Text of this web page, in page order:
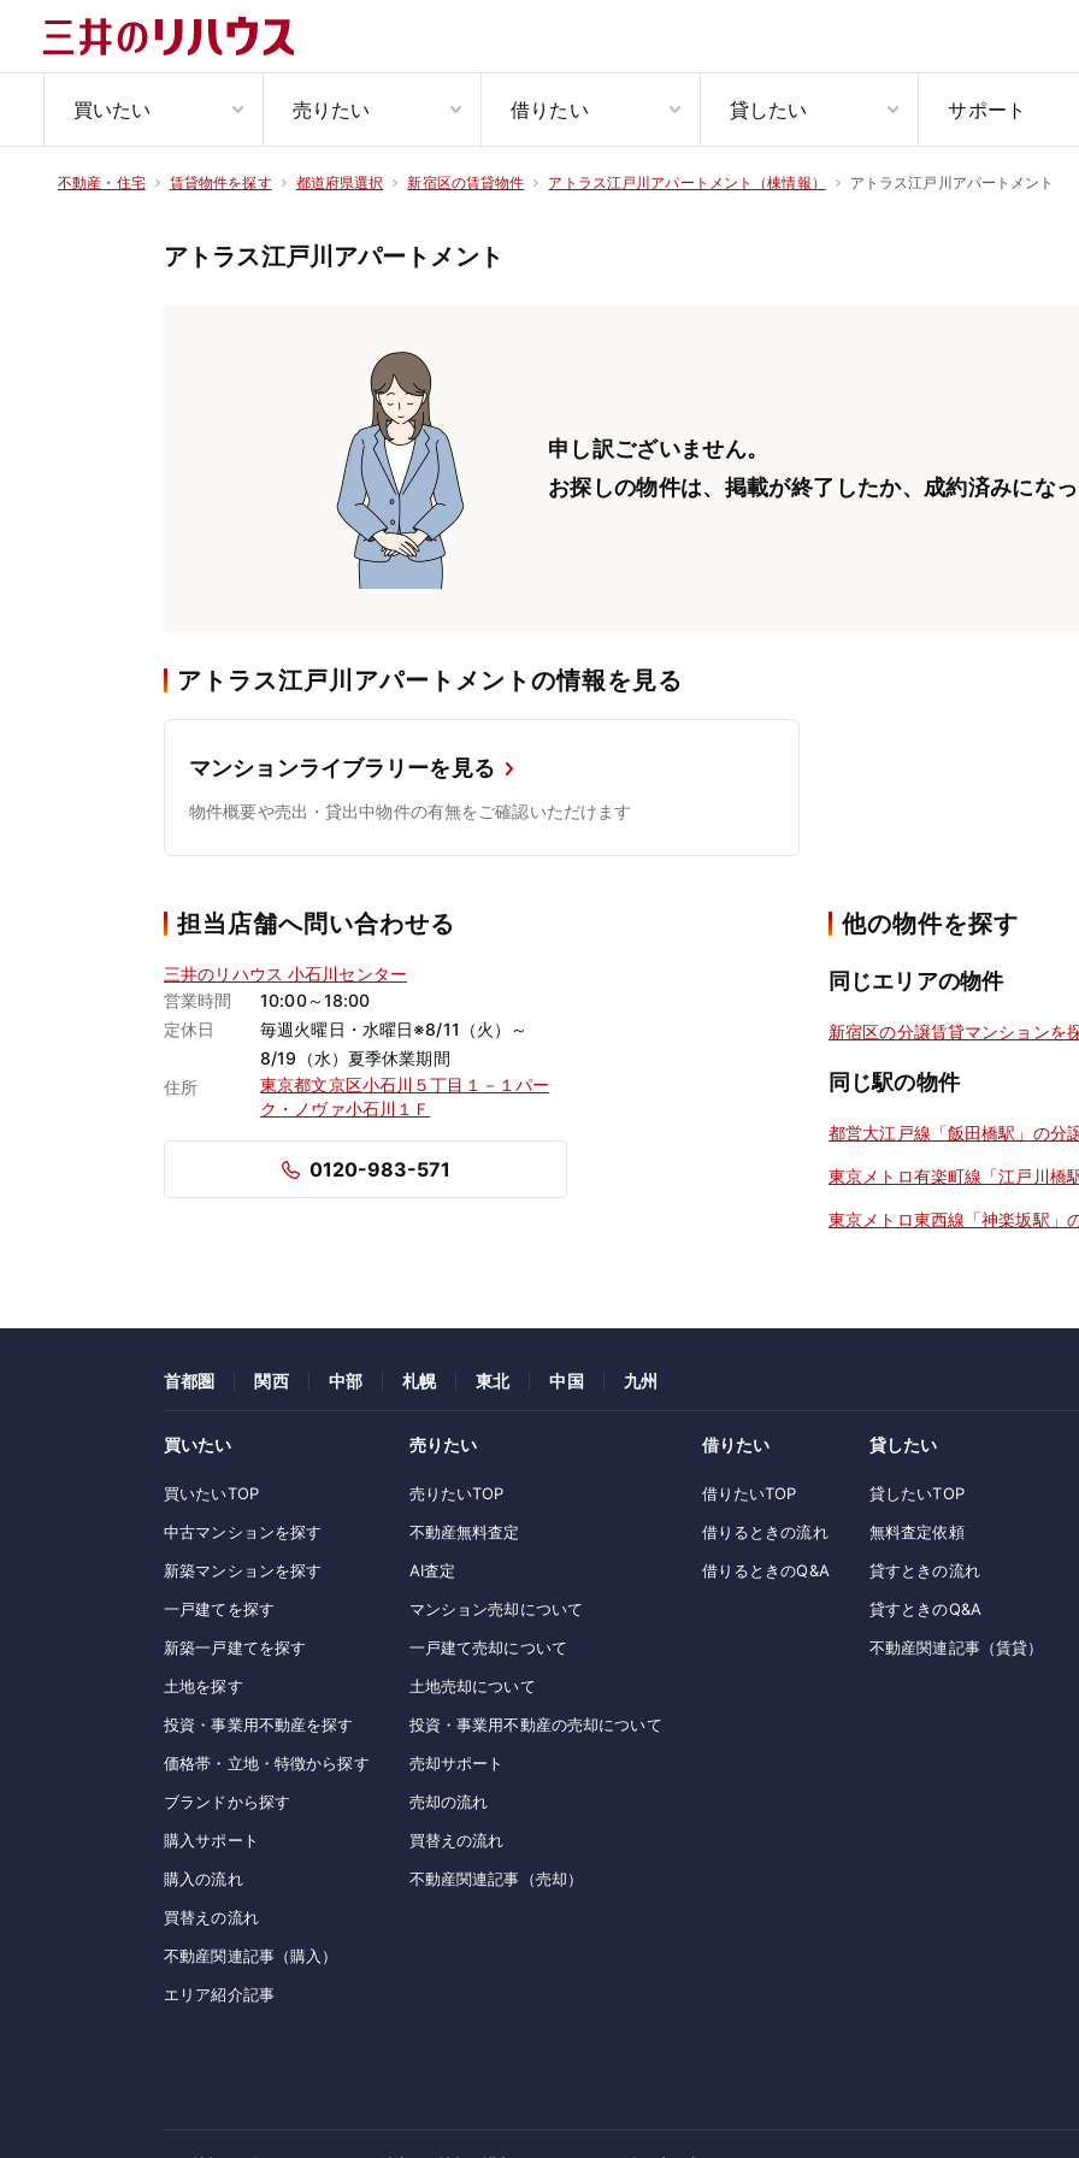
買いたい 売りたい 借りたい 貸したい サポート
不動産・住宅 賃貸物件を探す 都道府県選択 新宿区の賃貸物件 アトラス江戸川アパートメント（棟情報） アトラス江戸川アパートメント
アトラス江戸川アパートメント
申し訳ございません。
お探しの物件は、掲載が終了したか、 成約済みにな
アトラス江戸川アパートメントの情報を見る
マンションライブラリーを見る
物件概要や売出・貸出中物件の有無をご確認いただけます
担当店舗へ問い合わせる
三井のリハウス 小石川センター
営業時間
10:00～18:00
定休日
毎週火曜日・水曜日※8/11（火）～
8/19（水）夏季休業期間
住所
東京都文京区小石川５丁目１－１パー
ク・ノヴァ小石川１Ｆ
0120-983-571
他の物件を探す
同じエリアの物件
新宿区の分譲賃貸マンションを
同じ駅の物件
都営大江戸線「飯田橋駅」の分
東京メトロ有楽町線「江戸川橋
東京メトロ東西線「神楽坂駅」
首都圏 関西 中部 札幌 東北 中国 九州
買いたい
買いたいTOP
中古マンションを探す
新築マンションを探す
一戸建てを探す
新築一戸建てを探す
土地を探す
投資・事業用不動産を探す
価格帯・立地・特徴から探す
ブランドから探す
購入サポート
購入の流れ
買替えの流れ
不動産関連記事（購入）
エリア紹介記事
売りたい
売りたいTOP
不動産無料査定
AI査定
マンション売却について
一戸建て売却について
土地売却について
投資・事業用不動産の売却について
売却サポート
売却の流れ
買替えの流れ
不動産関連記事（売却）
借りたい
借りたいTOP
借りるときの流れ
借りるときのQ&A
貸したい
貸したいTOP
無料査定依頼
貸すときの流れ
貸すときのQ&A
不動産関連記事（賃貸）